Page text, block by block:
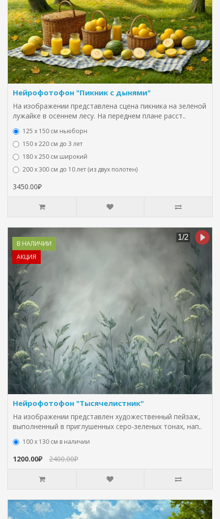
Нейрофотофон "Пикник с дынями"
На изображении представлена сцена пикника на зеленой
лужайке в осеннем лесу. На переднем плане расст..
125 x 150 см ньюборн
150 х 220 см до 3 лет
180 х 250 см широкий
200 х 300 см до 10 лет (из двух полотен)
3450.00₽
В НАЛИЧИИ
АКЦИЯ
Нейрофотофон "Тысячелистник"
На изображении представлен художественный пейзаж,
выполненный в приглушенных серо-зеленых тонах, нап..
100 х 130 см в наличии
1200.00₽ 2400.00₽